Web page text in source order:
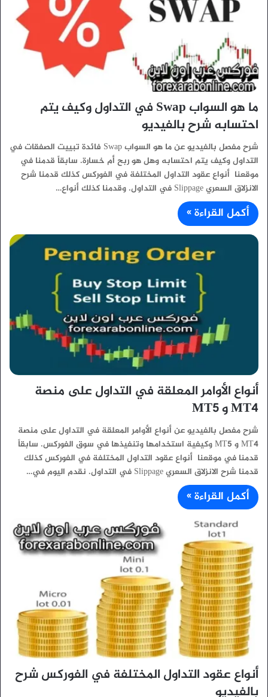
ما هو السواب Swap في التداول وكيف يتم
احتسابه شرح بالفيديو
شرح مفصل بالفيديو عن ما هو السواب Swap فائدة تبييت الصفقات في
التداول وكيف يتم احتسابه وهل هو ربح أم خسارة. سابقاً قدمنا في
موقعنا أنواع عقود التداول المختلفة في الفوركس كذلك قدمنا شرح
الانزلاق السعري Slippage في التداول. وقدمنا كذلك أنواع…
أكمل القراءة »
أنواع الأوامر المعلقة في التداول على منصة
MT4 و MT5
شرح مفصل بالفيديو عن أنواع الأوامر المعلقة في التداول على منصة
MT4 و MT5 وكيفية استخدامها وتنفيذها في سوق الفوركس. سابقاً
قدمنا في موقعنا أنواع عقود التداول المختلفة في الفوركس كذلك
قدمنا شرح الانزلاق السعري Slippage في التداول. نقدم اليوم في…
أكمل القراءة »
أنواع عقود التداول المختلفة في الفوركس شرح
بالفيديو